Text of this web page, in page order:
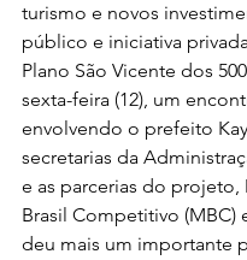
turismo e novos
público e iniciativa
Plano São Vicente dos
sexta-feira (12), um
envolvendo o prefeito
secretarias da
e as parcerias do
Brasil Competitivo (MBC)
deu mais um importante